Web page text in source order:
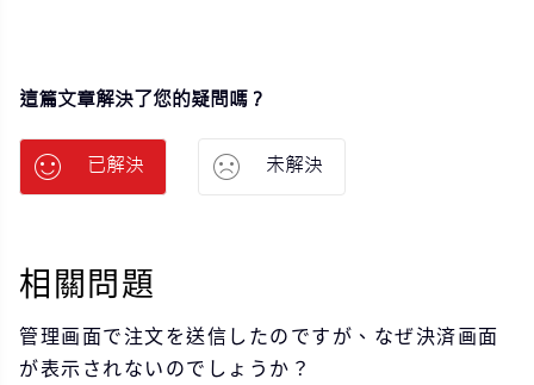
這篇文章解決了您的疑問嗎？
已解決 未解決
相關問題
管理画面で注文を送信したのですが、なぜ決済画面
が表示されないのでしょうか？